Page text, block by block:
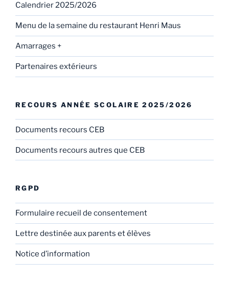
Calendrier 2025/2026
Menu de la semaine du restaurant Henri Maus
Amarrages +
Partenaires extérieurs
RECOURS ANNÉE SCOLAIRE 2025/2026
Documents recours CEB
Documents recours autres que CEB
RGPD
Formulaire recueil de consentement
Lettre destinée aux parents et élèves
Notice d’information